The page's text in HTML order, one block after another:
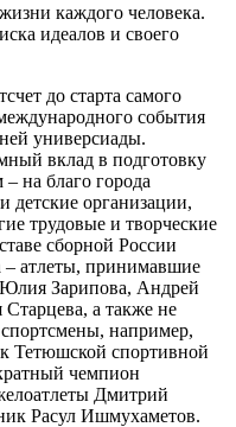
каждого человека.
идеалов и своего
до старта самого
события
универсиады.
вклад в подготовку
на благо города
детские организации,
трудовые и творческие
сборной России
– атлеты, принимавшие
Зарипова, Андрей
а также не
например,
Тетюшской спортивной
чемпион
Дмитрий
Расул Ишмухаметов.